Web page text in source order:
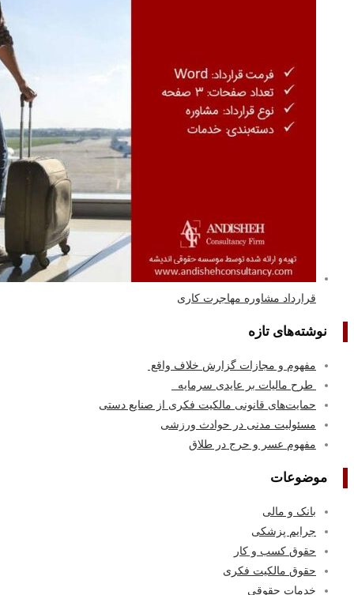
قرارداد مشاوره مهاجرت کاری
نوشته‌های تازه
مفهوم و مجازات گزارش خلاف واقع
طرح مالیات بر عایدی سرمایه
حمایت‌های قانونی مالکیت فکری از صنایع دستی
مسئولیت مدنی در حوادث ورزشی
مفهوم عسر و حرج در طلاق
موضوعات
بانک و مالی
جرایم پزشکی
حقوق کسب‌ و کار
حقوق مالکیت فکری
خدمات حقوقی